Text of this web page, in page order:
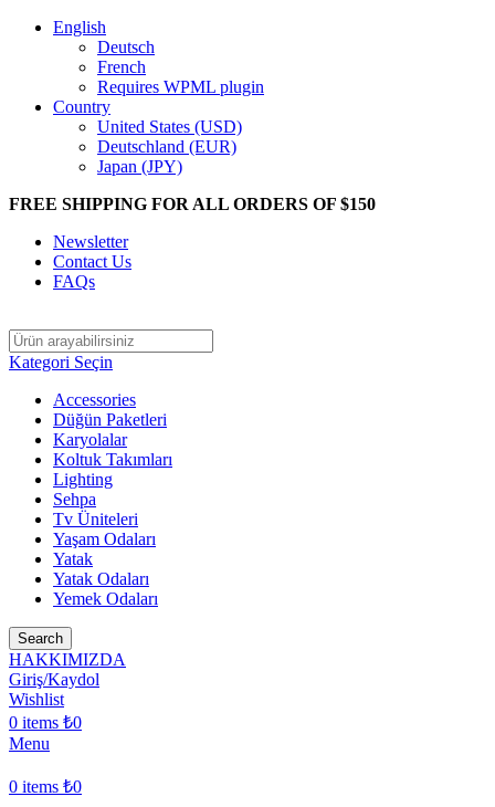
English
Deutsch
French
Requires WPML plugin
Country
United States (USD)
Deutschland (EUR)
Japan (JPY)
FREE SHIPPING FOR ALL ORDERS OF $150
Newsletter
Contact Us
FAQs
Kategori Seçin
Accessories
Düğün Paketleri
Karyolalar
Koltuk Takımları
Lighting
Sehpa
Tv Üniteleri
Yaşam Odaları
Yatak
Yatak Odaları
Yemek Odaları
Search
HAKKIMIZDA
Giriş/Kaydol
Wishlist
0 items ₺0
Menu
0 items ₺0